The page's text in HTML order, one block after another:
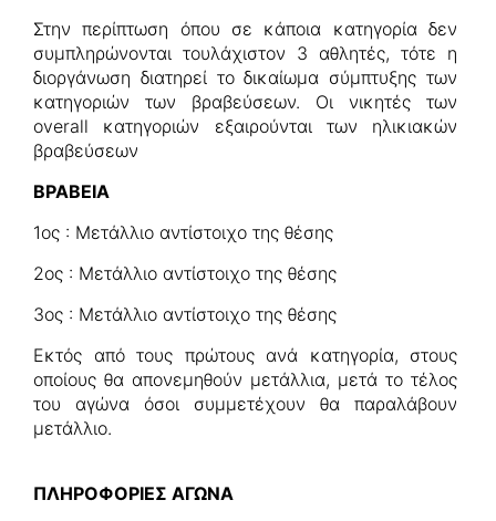
Στην περίπτωση όπου σε κάποια κατηγορία δεν
συμπληρώνονται τουλάχιστον 3 αθλητές, τότε η
διοργάνωση διατηρεί το δικαίωμα σύμπτυξης των
κατηγοριών των βραβεύσεων. Οι νικητές των
overall κατηγοριών εξαιρούνται των ηλικιακών
βραβεύσεων
ΒΡΑΒΕΙΑ
1ος : Μετάλλιο αντίστοιχο της θέσης
2ος : Μετάλλιο αντίστοιχο της θέσης
3ος : Μετάλλιο αντίστοιχο της θέσης
Εκτός από τους πρώτους ανά κατηγορία, στους
οποίους θα απονεμηθούν μετάλλια, μετά το τέλος
του αγώνα όσοι συμμετέχουν θα παραλάβουν
μετάλλιο.
ΠΛΗΡΟΦΟΡΙΕΣ ΑΓΩΝΑ